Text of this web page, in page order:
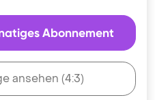
Abonnement
ansehen (4:3)